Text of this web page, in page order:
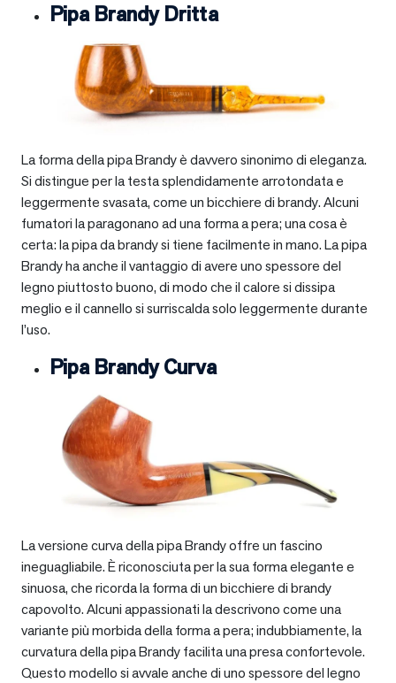
Pipa Brandy Dritta
La forma della pipa Brandy è davvero sinonimo di eleganza.
Si distingue per la testa splendidamente arrotondata e
leggermente svasata, come un bicchiere di brandy. Alcuni
fumatori la paragonano ad una forma a pera; una cosa è
certa: la pipa da brandy si tiene facilmente in mano. La pipa
Brandy ha anche il vantaggio di avere uno spessore del
legno piuttosto buono, di modo che il calore si dissipa
meglio e il cannello si surriscalda solo leggermente durante
l’uso.
Pipa Brandy Curva
La versione curva della pipa Brandy offre un fascino
ineguagliabile. È riconosciuta per la sua forma elegante e
sinuosa, che ricorda la forma di un bicchiere di brandy
capovolto. Alcuni appassionati la descrivono come una
variante più morbida della forma a pera; indubbiamente, la
curvatura della pipa Brandy facilita una presa confortevole.
Questo modello si avvale anche di uno spessore del legno